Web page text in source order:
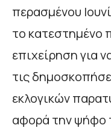
περασμένου
το κατεστημένο
επιχείρηση για
τις
εκλογικών
αφορά την ψήφο